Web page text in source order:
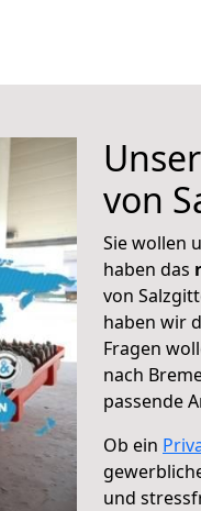
von
Sie wollen
haben das
von
haben wir
Fragen
nach
passende
Ob ein
und